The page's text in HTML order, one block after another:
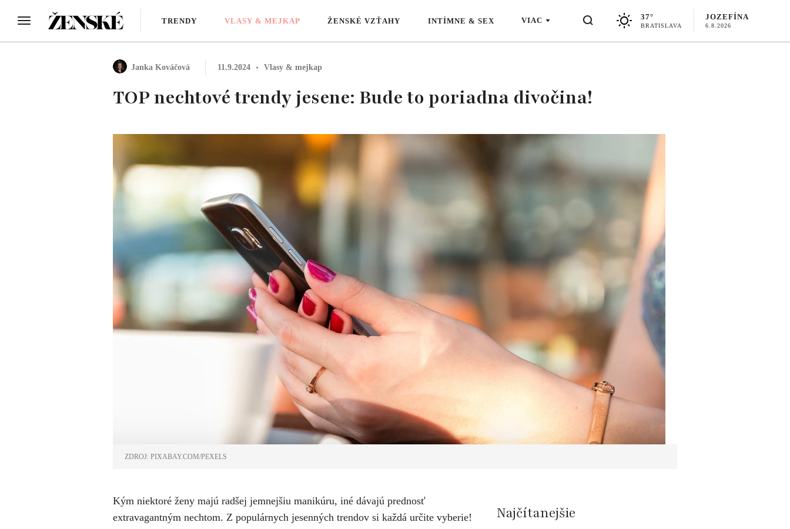
TRENDY VLASY & MEJKAP ŽENSKÉ VZŤAHY INTÍMNE & SEX VIAC 37°
BRATISLAVA
JOZEFÍNA
6.8.2026
Janka Kováčová 11.9.2024 Vlasy & mejkap
TOP nechtové trendy jesene: Bude to poriadna divočina!
ZDROJ: PIXABAY.COM/PEXELS
Kým niektoré ženy majú radšej jemnejšiu manikúru, iné dávajú prednosť
extravagantným nechtom. Z populárnych jesenných trendov si každá určite vyberie!
Najčítanejšie